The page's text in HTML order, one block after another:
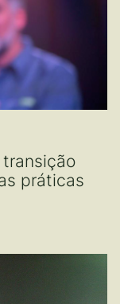
transição
práticas